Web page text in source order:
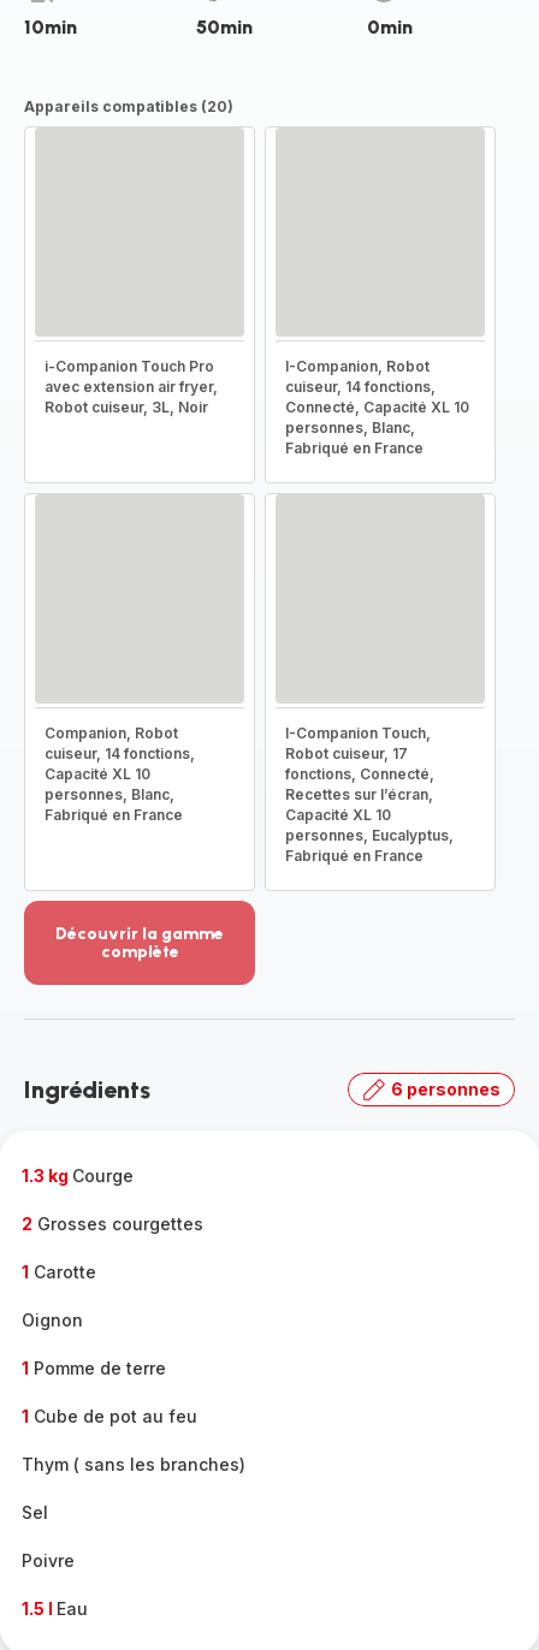
10min 50min 0min
Appareils compatibles (20)
i-Companion Touch Pro
avec extension air fryer,
Robot cuiseur, 3L, Noir
I-Companion, Robot
cuiseur, 14 fonctions,
Connecté, Capacité XL 10
personnes, Blanc,
Fabriqué en France
Companion, Robot
cuiseur, 14 fonctions,
Capacité XL 10
personnes, Blanc,
Fabriqué en France
I-Companion Touch,
Robot cuiseur, 17
fonctions, Connecté,
Recettes sur l’écran,
Capacité XL 10
personnes, Eucalyptus,
Fabriqué en France
Découvrir la gamme
complète
-
gamme
Ingrédients 6 personnes
1.3 kg Courge
2 Grosses courgettes
1 Carotte
Oignon
1 Pomme de terre
1 Cube de pot au feu
Thym ( sans les branches)
Sel
Poivre
1.5 l Eau